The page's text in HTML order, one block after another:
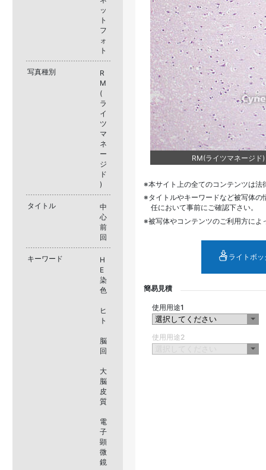
ッ
ト
フ
ォ
ト
写真種別
R
M
(
ラ
イ
ツ
マ
ネ
ー
ジ
ド
)
タイトル
中
心
前
回
キーワード
H
E
染
色
ヒ
ト
脳
回
大
脳
皮
質
電
子
顕
微
鏡
RM(ライツマネージ
本サイト上の全てのコンテンツは
タイトルやキーワードなど被写体
任において事前にご確認下さい。
被写体やコンテンツのご利用方に
ライトボ
簡易見積
使用用途1
使用用途2